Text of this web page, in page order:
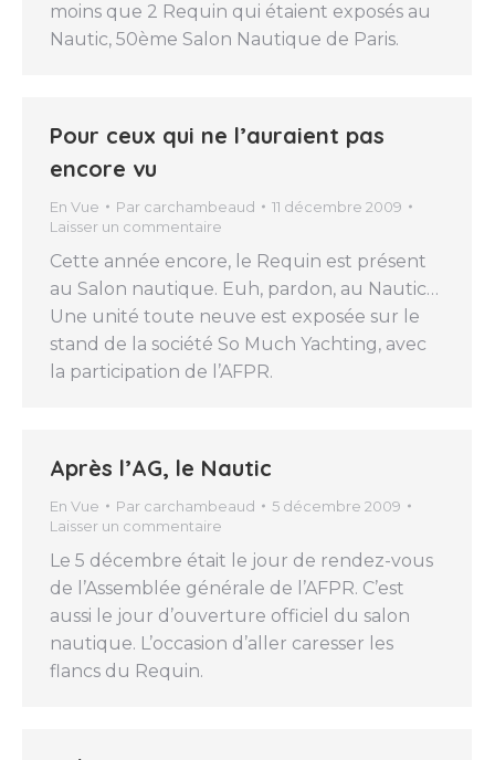
moins que 2 Requin qui étaient exposés au
Nautic, 50ème Salon Nautique de Paris.
Pour ceux qui ne l’auraient pas
encore vu
En Vue Par carchambeaud
11 décembre 2009
Laisser un commentaire
Cette année encore, le Requin est présent
au Salon nautique. Euh, pardon, au Nautic…
Une unité toute neuve est exposée sur le
stand de la société So Much Yachting, avec
la participation de l’AFPR.
Après l’AG, le Nautic
En Vue Par carchambeaud
5 décembre 2009
Laisser un commentaire
Le 5 décembre était le jour de rendez-vous
de l’Assemblée générale de l’AFPR. C’est
aussi le jour d’ouverture officiel du salon
nautique. L’occasion d’aller caresser les
flancs du Requin.